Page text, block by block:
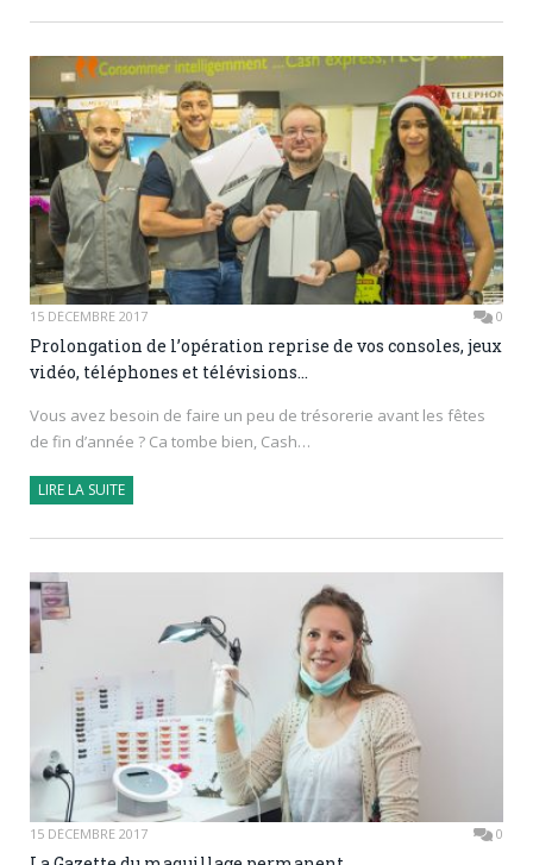
15 DÉCEMBRE 2017 0
Prolongation de l’opération reprise de vos consoles, jeux
vidéo, téléphones et télévisions…
Vous avez besoin de faire un peu de trésorerie avant les fêtes
de fin d’année ? Ca tombe bien, Cash…
LIRE LA SUITE
15 DÉCEMBRE 2017 0